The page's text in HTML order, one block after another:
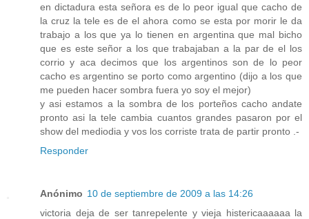
en dictadura esta señora es de lo peor igual que cacho de
la cruz la tele es de el ahora como se esta por morir le da
trabajo a los que ya lo tienen en argentina que mal bicho
que es este señor a los que trabajaban a la par de el los
corrio y aca decimos que los argentinos son de lo peor
cacho es argentino se porto como argentino (dijo a los que
me pueden hacer sombra fuera yo soy el mejor)
y asi estamos a la sombra de los porteños cacho andate
pronto asi la tele cambia cuantos grandes pasaron por el
show del mediodia y vos los corriste trata de partir pronto .-
Responder
Anónimo 10 de septiembre de 2009 a las 14:26
victoria deja de ser tanrepelente y vieja histericaaaaaa la